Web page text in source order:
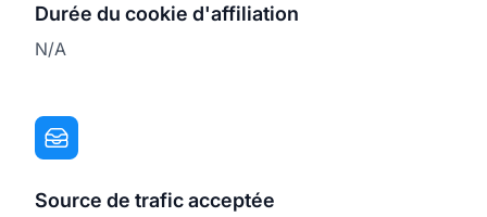
Durée du cookie d'affiliation
N/A
Source de trafic acceptée